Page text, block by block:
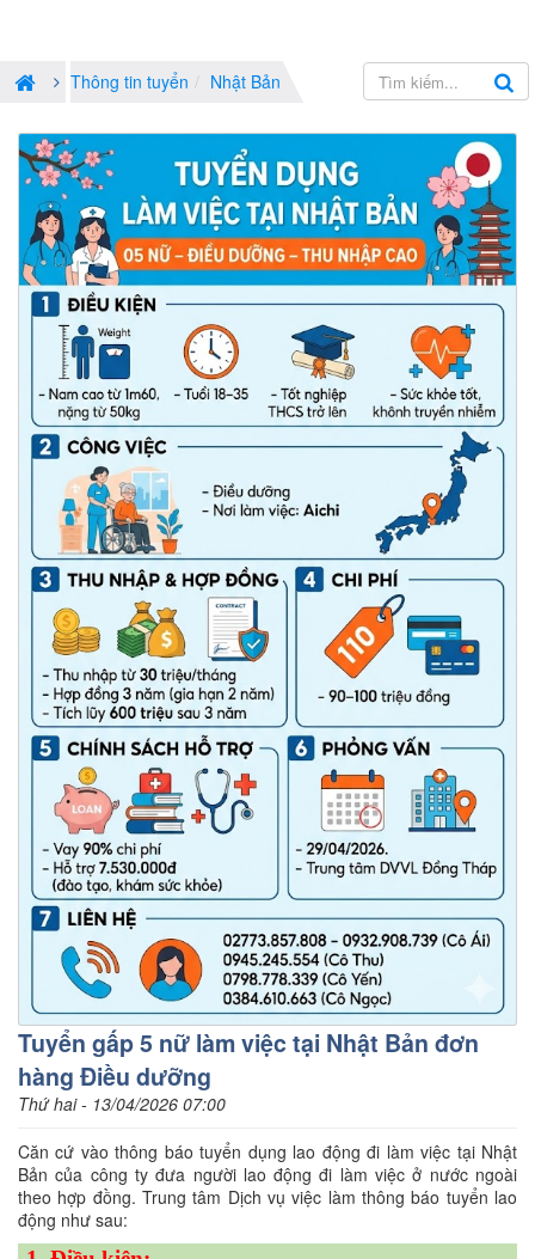
Thông tin tuyển Nhật Bản
Tuyển gấp 5 nữ làm việc tại Nhật Bản đơn
hàng Điều dưỡng
Thứ hai - 13/04/2026 07:00
Căn cứ vào thông báo tuyển dụng lao động đi làm việc tại Nhật
Bản của công ty đưa người lao động đi làm việc ở nước ngoài
theo hợp đồng. Trung tâm Dịch vụ việc làm thông báo tuyển lao
động như sau: